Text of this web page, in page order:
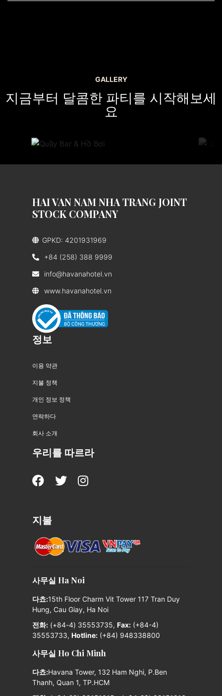
GALLERY
지금부터 달콤한 파티를 시작해보세
요
HAI VAN NAM NHA TRANG JOINT
STOCK COMPANY
GPKD: 4201931969
+84 (258) 388 9999
info@havanahotel.vn
www.havanahotel.vn
정보
이용 약관
지불 정책
개인 정보 정책
연락하다
회사 소개
우리를 따르라
지불
사무실 Ha Noi
다쵸:15th Floor Charm Vit Tower 117 Tran Duy
Hung, Cau Giay, Ha Noi
전화: (+84-4) 35553735, Fax: (+84-4)
35553733, Hotline: (+84) 948338800
사무실 Ho Chi Minh
다쵸:Havana Tower, 132 Ham Nghi, P.Ben
Thanh, Quan 1, TP.HCM